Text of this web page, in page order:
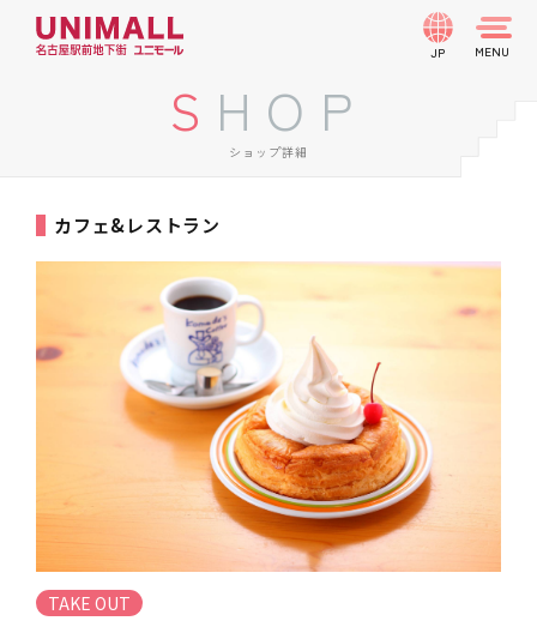
JP
SHOP
ショップ詳細
カフェ&レストラン
TAKE OUT